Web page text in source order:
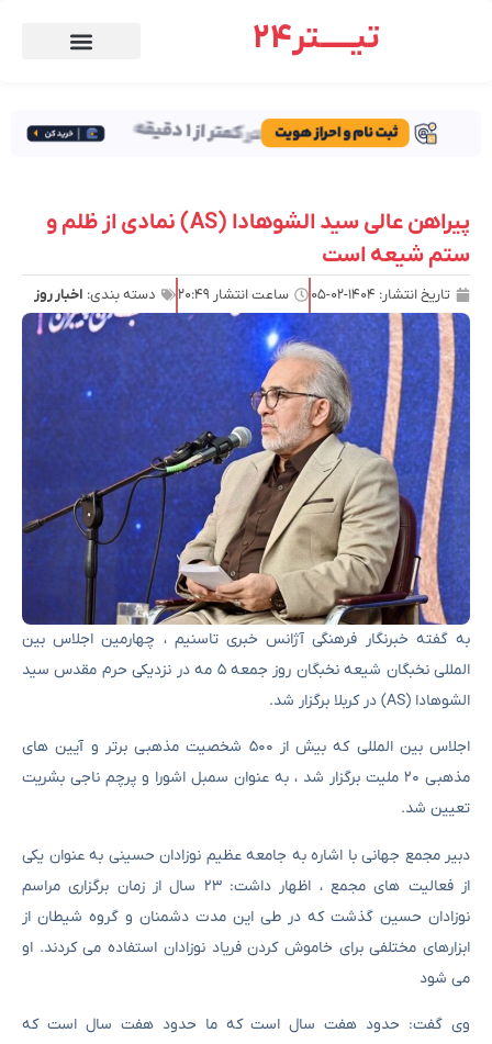
تیـــــتر24
پیراهن عالی سید الشوهادا (AS) نمادی از ظلم و
ستم شیعه است
تاریخ انتشار: ۱۴۰۴-۰۲-۰۵ ساعت انتشار ۲۰:۴۹ دسته بندی: اخبار روز
به گفته خبرنگار فرهنگی آژانس خبری تاسنیم ، چهارمین اجلاس بین
المللی نخبگان شیعه نخبگان روز جمعه ۵ مه در نزدیکی حرم مقدس سید
الشوهادا (AS) در کربلا برگزار شد.
اجلاس بین المللی که بیش از ۵۰۰ شخصیت مذهبی برتر و آیین های
مذهبی ۲۰ ملیت برگزار شد ، به عنوان سمبل اشورا و پرچم ناجی بشریت
تعیین شد.
دبیر مجمع جهانی با اشاره به جامعه عظیم نوزادان حسینی به عنوان یکی
از فعالیت های مجمع ، اظهار داشت: ۲۳ سال از زمان برگزاری مراسم
نوزادان حسین گذشت که در طی این مدت دشمنان و گروه شیطان از
ابزارهای مختلفی برای خاموش کردن فریاد نوزادان استفاده می کردند. او
می شود
وی گفت: حدود هفت سال است که ما حدود هفت سال است که